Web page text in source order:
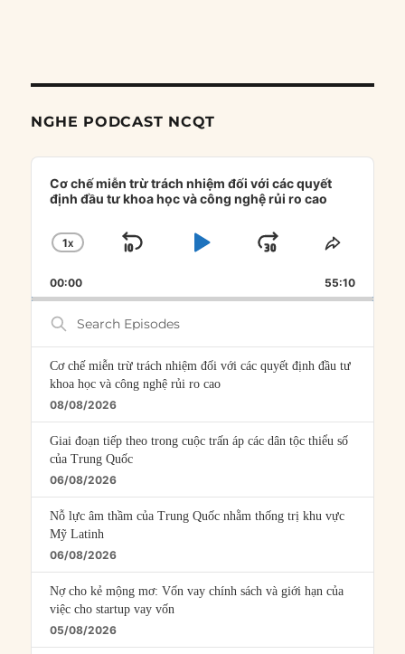
NGHE PODCAST NCQT
Audio
Player
Cơ chế miễn trừ trách nhiệm đối với các quyết
định đầu tư khoa học và công nghệ rủi ro cao
CHANGE
RATE
1X
SKIP
PLAYJUMP
FORWARD
SHARE
00:00 55:10
Search
Episodes
Cơ chế miễn trừ trách nhiệm đối với các quyết định đầu tư
khoa học và công nghệ rủi ro cao
08/08/2026
Giai đoạn tiếp theo trong cuộc trấn áp các dân tộc thiểu số
của Trung Quốc
06/08/2026
Nỗ lực âm thầm của Trung Quốc nhằm thống trị khu vực
Mỹ Latinh
06/08/2026
Nợ cho kẻ mộng mơ: Vốn vay chính sách và giới hạn của
việc cho startup vay vốn
05/08/2026